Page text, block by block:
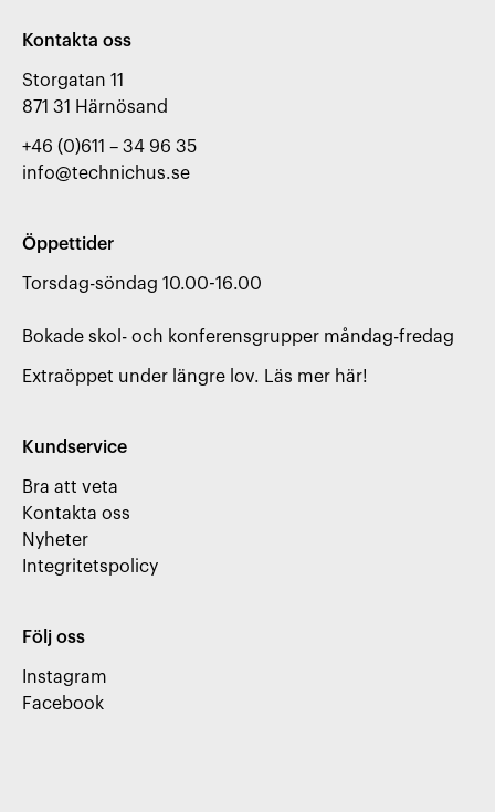
Kontakta oss
Storgatan 11
871 31 Härnösand
+46 (0)611 – 34 96 35
info@technichus.se
Öppettider
Torsdag-söndag 10.00-16.00
Bokade skol- och konferensgrupper måndag-fredag
Extraöppet under längre lov. Läs mer här!
Kundservice
Bra att veta
Kontakta oss
Nyheter
Integritetspolicy
Följ oss
Instagram
Facebook